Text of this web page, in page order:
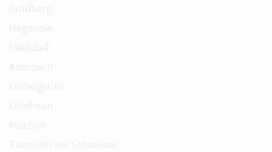
Goldberg
Hagenow
Heiddorf
Kobrow II
Ludwigslust
Lübtheen
Parchim
Zarrentin am Schaalsee